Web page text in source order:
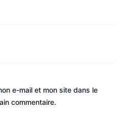
e-mail et mon site dans le
commentaire.